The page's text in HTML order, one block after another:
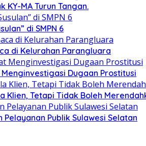
KY-MA Turun Tangan.
di SMPN 6
di Kelurahan Parangluara
Menginvestigasi Dugaan Prostitusi
Klien, Tetapi Tidak Boleh
Publik Sulawesi Selatan